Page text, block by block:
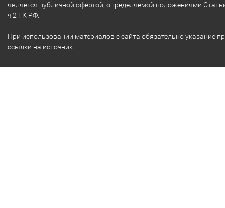
является публичной офертой, определяемой положениями
ч.2 ГК РФ.
При использовании материалов с сайта обязательно указание
ссылки на источник.